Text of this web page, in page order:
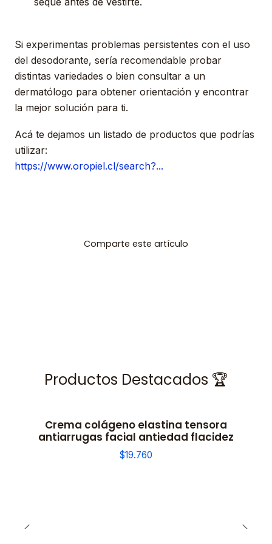
Si experimentas problemas persistentes con el uso
del desodorante, sería recomendable probar
distintas variedades o bien consultar a un
dermatólogo para obtener orientación y encontrar
la mejor solución para ti.
Acá te dejamos un listado de productos que podrías
utilizar:
https://www.oropiel.cl/search?...
Comparte este artículo
Productos Destacados 🏆
Crema colágeno elastina tensora
antiarrugas facial antiedad flacidez
$19.760